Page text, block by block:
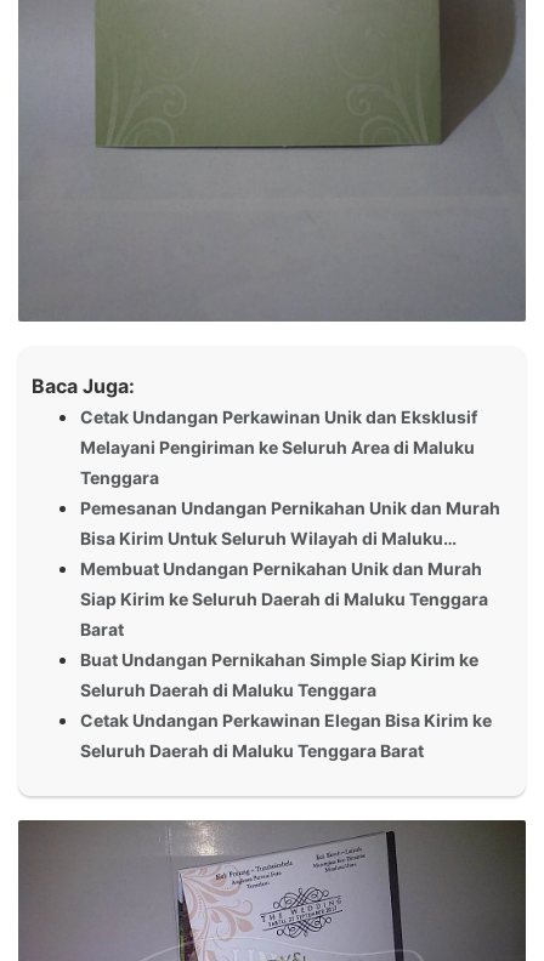
Baca Juga:
Cetak Undangan Perkawinan Unik dan Eksklusif
Melayani Pengiriman ke Seluruh Area di Maluku
Tenggara
Pemesanan Undangan Pernikahan Unik dan Murah
Bisa Kirim Untuk Seluruh Wilayah di Maluku…
Membuat Undangan Pernikahan Unik dan Murah
Siap Kirim ke Seluruh Daerah di Maluku Tenggara
Barat
Buat Undangan Pernikahan Simple Siap Kirim ke
Seluruh Daerah di Maluku Tenggara
Cetak Undangan Perkawinan Elegan Bisa Kirim ke
Seluruh Daerah di Maluku Tenggara Barat